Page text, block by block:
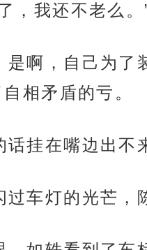
，我还不老么。
是啊，自己为了
相矛盾的亏。
话挂在嘴边出不
过车灯的光芒，